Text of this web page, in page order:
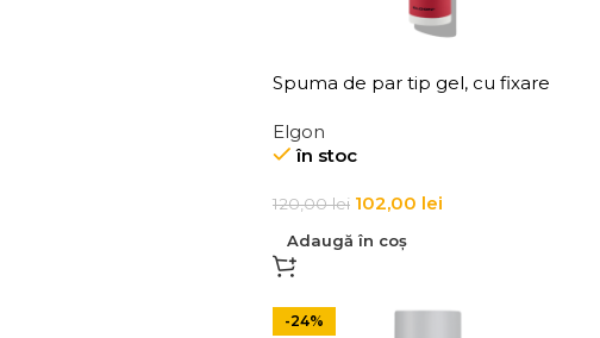
Spuma de par tip gel, cu fixare
Elgon
în stoc
120,00lei 102,00 lei
Adaugă în coș
-24%